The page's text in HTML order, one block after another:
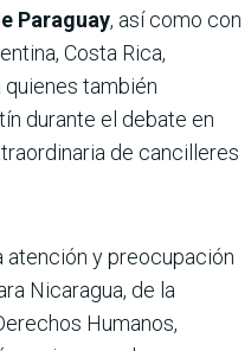
Paraguay, así como con
Costa Rica,
quienes también
durante el debate en
de cancilleres
atención y preocupación
Nicaragua, de la
Humanos,